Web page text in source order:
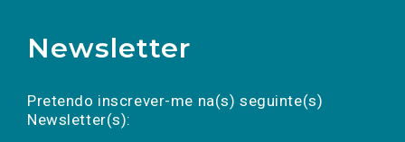
Newsletter
Pretendo inscrever-me na(s) seguinte(s)
Newsletter(s):
a(s) newsletter(s).
mail